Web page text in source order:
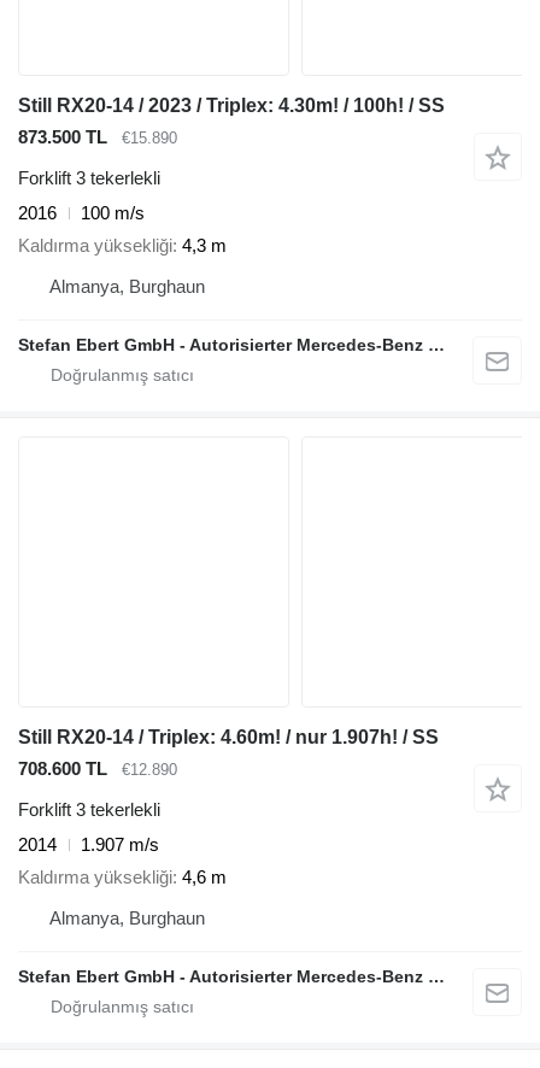
Still RX20-14 / 2023 / Triplex: 4.30m! / 100h! / SS
873.500 TL
€15.890
Forklift 3 tekerlekli
2016
100 m/s
Kaldırma yüksekliği 4,3 m
Almanya, Burghaun
Stefan Ebert GmbH - Autorisierter Mercedes-Benz Servicepartner
Still RX20-14 / Triplex: 4.60m! / nur 1.907h! / SS
708.600 TL
€12.890
Forklift 3 tekerlekli
2014
1.907 m/s
Kaldırma yüksekliği 4,6 m
Almanya, Burghaun
Stefan Ebert GmbH - Autorisierter Mercedes-Benz Servicepartner